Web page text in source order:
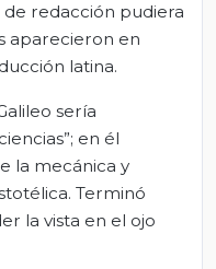
de redacción pudiera
aparecieron en
latina.
sería
en él
la mecánica y
Terminó
la vista en el ojo